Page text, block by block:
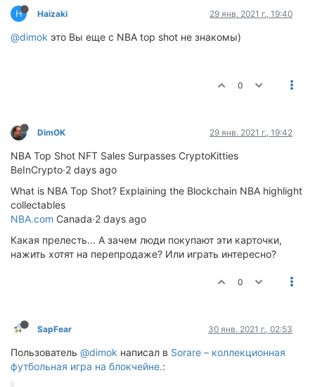
H Haizaki 29 янв. 2021 г., 19:40
@dimok это Вы еще с NBA top shot не знакомы)
0
DimOK 29 янв. 2021 г., 19:42
NBA Top Shot NFT Sales Surpasses CryptoKitties
BeInCrypto·2 days ago
What is NBA Top Shot? Explaining the Blockchain NBA highlight
collectables
NBA.com Canada·2 days ago
Какая прелесть... А зачем люди покупают эти карточки,
нажить хотят на перепродаже? Или играть интересно?
0
SapFear 30 янв. 2021 г., 02:53
Пользователь @dimok написал в Sorare – коллекционная
футбольная игра на блокчейне.: